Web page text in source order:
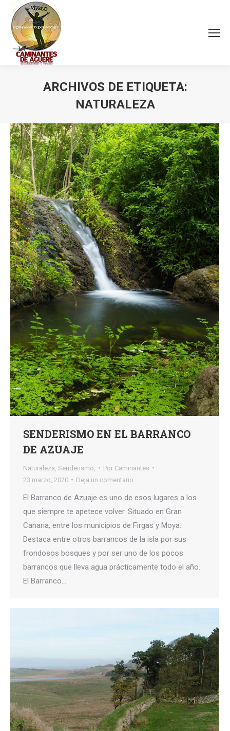
ARCHIVOS DE ETIQUETA:
NATURALEZA
SENDERISMO EN EL BARRANCO
DE AZUAJE
Naturaleza Senderismo, Por Caminantes
23 marzo, 2020
Deja un comentario
El Barranco de Azuaje es uno de esos lugares a los
que siempre te apetece volver. Situado en Gran
Canaria, entre los municipios de Firgas y Moya.
Destaca entre otros barrancos de la isla por sus
frondosos bosques y por ser uno de los pocos
barrancos que lleva agua prácticamente todo el año.
El Barranco…